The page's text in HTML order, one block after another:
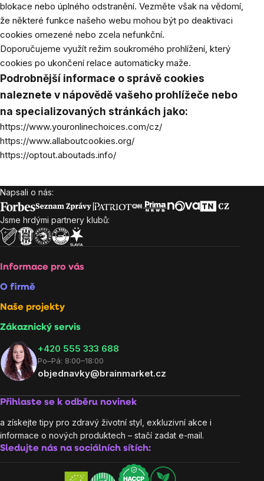
blokace nebo úplného odstranění. Vezměte však na vědomí,
že některé funkce našeho webu mohou být po deaktivaci
cookies omezené nebo zcela nefunkční.
Doporučujeme využít režim soukromého prohlížení, který
cookies po ukončení relace automaticky maže.
Podrobnější informace o správě cookies
naleznete v nápovědě vašeho prohlížeče nebo
na specializovaných stránkách jako:
https://www.youronlinechoices.com/cz/
https://www.allaboutcookies.org/
https://optout.aboutads.info/
Zápatí
Napsali o nás:
Jsme hrdými partnery klubů:
Informace pro vás
O firmě
Naše projekty
Zákaznický servis
‭+420 555 333 688
Po–Pá: 8:00–18:00
objednavky@brainmarket.cz
Přihlaste se k odběru novinek
a získejte tipy pro zdravý životní styl, exkluzivní akce i
informace o nových produktech – stačí zadat e-mail.
Sledujte nás na sociálních sítích: